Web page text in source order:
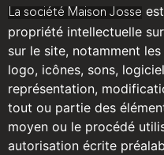
La société Maison Josse
propriété intellectuelle
sur le site, notamment
logo, icônes, sons,
représentation,
tout ou partie des
moyen ou le procédé
autorisation écrite